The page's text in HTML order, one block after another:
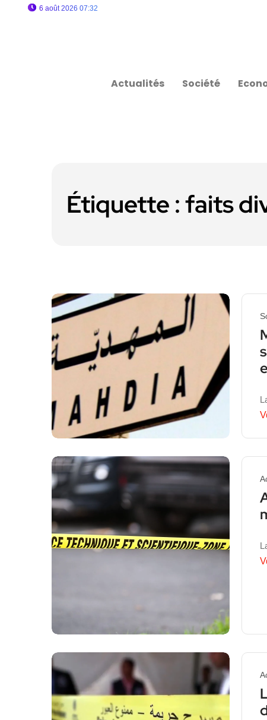
6 août 2026 07:32
Actualités Société
Étiquette :faits